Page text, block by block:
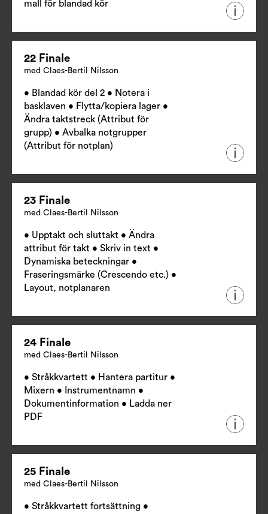
mall för blandad kör
22 Finale
med Claes-Bertil Nilsson
• Blandad kör del 2 • Notera i
basklaven • Flytta/kopiera lager •
Ändra taktstreck (Attribut för
grupp) • Avbalka notgrupper
(Attribut för notplan)
23 Finale
med Claes-Bertil Nilsson
• Upptakt och sluttakt • Ändra
attribut för takt • Skriv in text •
Dynamiska beteckningar •
Fraseringsmärke (Crescendo etc.) •
Layout, notplanaren
24 Finale
med Claes-Bertil Nilsson
• Stråkkvartett • Hantera partitur •
Mixern • Instrumentnamn •
Dokumentinformation • Ladda ner
PDF
25 Finale
med Claes-Bertil Nilsson
• Stråkkvartett fortsättning •